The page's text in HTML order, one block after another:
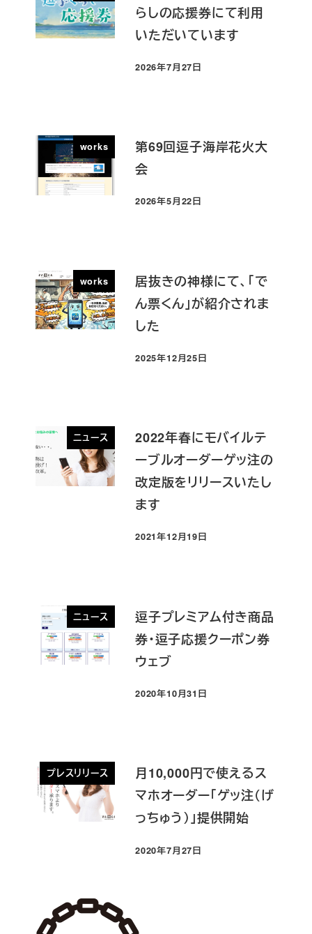
らしの応援券にて利用
いただいています
投稿日
2026年7月27日
works
第69回逗子海岸花火大
会
投稿日
2026年5月22日
works
居抜きの神様にて、「で
ん票くん」が紹介されま
した
投稿日
2025年12月25日
ニュース
2022年春にモバイルテ
ーブルオーダーゲッ注の
改定版をリリースいたし
ます
投稿日
2021年12月19日
ニュース
逗子プレミアム付き商品
券・逗子応援クーポン券
ウェブ
投稿日
2020年10月31日
プレスリリース
月10,000円で使えるス
マホオーダー「ゲッ注（げ
っちゅう）」提供開始
投稿日
2020年7月27日